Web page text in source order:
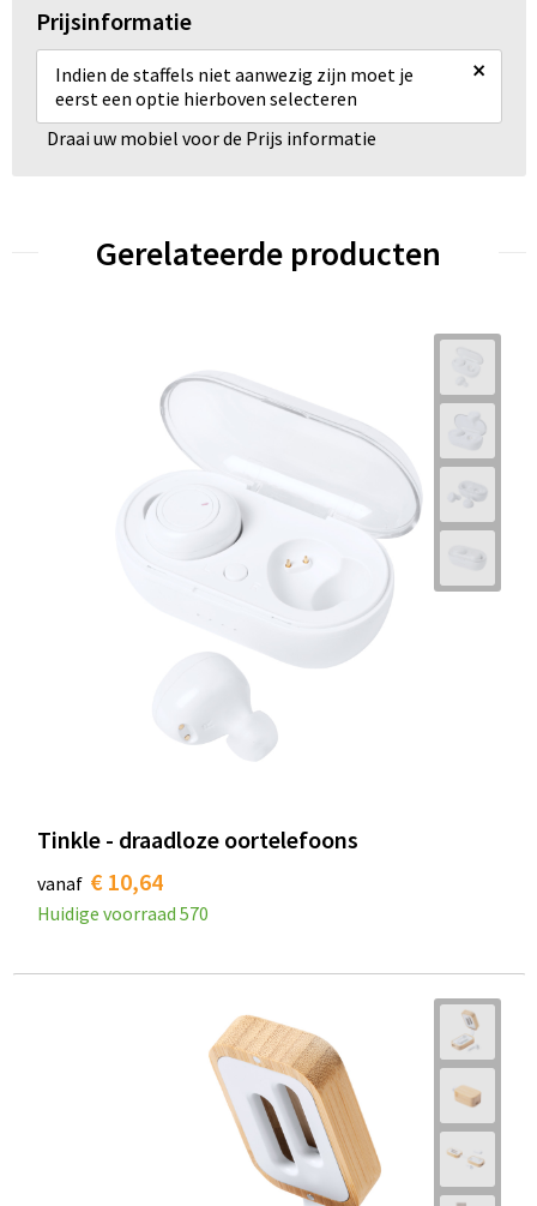
Prijsinformatie
Indien de staffels niet aanwezig zijn moet je
eerst een optie hierboven selecteren
×
Draai uw mobiel voor de Prijs informatie
Gerelateerde producten
Tinkle - draadloze oortelefoons
vanaf € 10,64
Huidige voorraad 570